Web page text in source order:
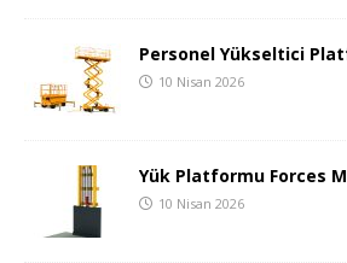
Personel Yükseltici
10 Nisan 2026
Yük Platformu Forces
10 Nisan 2026